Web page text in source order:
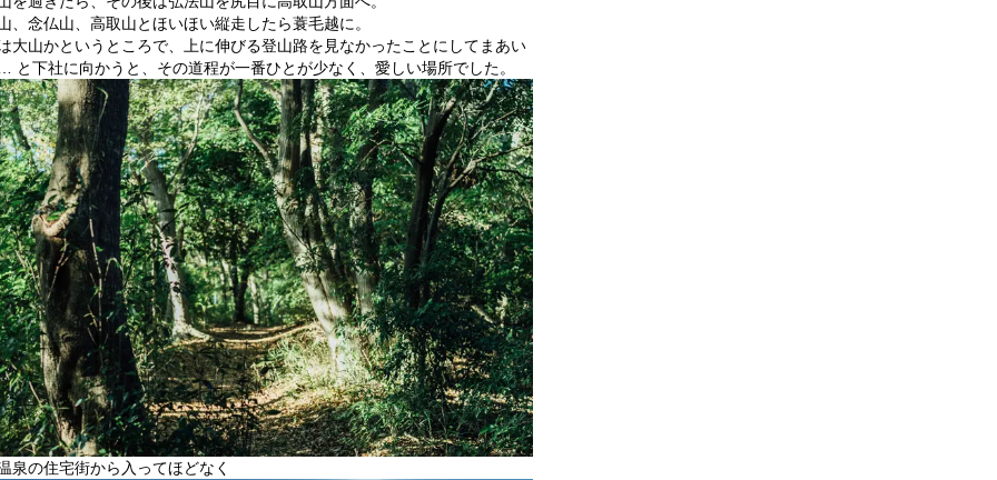
、念仏山、高取山とほいほい縦走したら蓑毛越に。
大山かというところで、上に伸びる登山路を見なかったことにしてまあい
と下社に向かうと、その道程が一番ひとが少なく、愛しい場所でした。
泉の住宅街から入ってほどなく